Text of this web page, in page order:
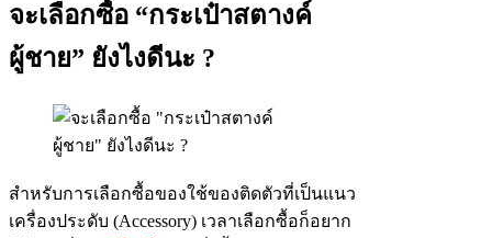
จะเลือกซื้อ “กระเป๋าสตางค์
ผู้ชาย” ยังไงดีนะ ?
สำหรับการเลือกซื้อของใช้ของติดตัวที่เป็นแนว
เครื่องประดับ (Accessory) เวลาเลือกซื้อก็อยาก